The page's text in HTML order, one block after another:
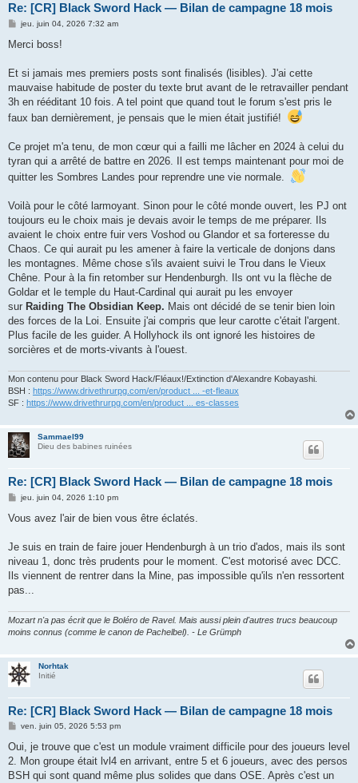
Re: [CR] Black Sword Hack — Bilan de campagne 18 mois
M
s
g
jeu. juin 04, 2026 7:32 am
Merci boss!
Et si jamais mes premiers posts sont finalisés (lisibles). J'ai cette
mauvaise habitude de poster du texte brut avant de le retravailler pendant
3h en rééditant 10 fois. A tel point que quand tout le forum s'est pris le
faux ban dernièrement, je pensais que le mien était justifié!
Ce projet m'a tenu, de mon cœur qui a failli me lâcher en 2024 à celui du
tyran qui a arrêté de battre en 2026. Il est temps maintenant pour moi de
quitter les Sombres Landes pour reprendre une vie normale.
Voilà pour le côté larmoyant. Sinon pour le côté monde ouvert, les PJ ont
toujours eu le choix mais je devais avoir le temps de me préparer. Ils
avaient le choix entre fuir vers Voshod ou Glandor et sa forteresse du
Chaos. Ce qui aurait pu les amener à faire la verticale de donjons dans
les montagnes. Même chose s'ils avaient suivi le Trou dans le Vieux
Chêne. Pour à la fin retomber sur Hendenburgh. Ils ont vu la flèche de
Goldar et le temple du Haut-Cardinal qui aurait pu les envoyer
sur Raiding The Obsidian Keep. Mais ont décidé de se tenir bien loin
des forces de la Loi. Ensuite j'ai compris que leur carotte c'était l'argent.
Plus facile de les guider. A Hollyhock ils ont ignoré les histoires de
sorcières et de morts-vivants à l'ouest.
Mon contenu pour Black Sword Hack/Fléaux!/Extinction d'Alexandre Kobayashi.
BSH : https://www.drivethrurpg.com/en/product ... -et-fleaux
SF : https://www.drivethrurpg.com/en/product ... es-classes
Sammael99
Dieu des babines ruinées
Re: [CR] Black Sword Hack — Bilan de campagne 18 mois
M
s
g
jeu. juin 04, 2026 1:10 pm
Vous avez l'air de bien vous être éclatés.
Je suis en train de faire jouer Hendenburgh à un trio d'ados, mais ils sont
niveau 1, donc très prudents pour le moment. C'est motorisé avec DCC.
Ils viennent de rentrer dans la Mine, pas impossible qu'ils n'en ressortent
pas...
Mozart n'a pas écrit que le Boléro de Ravel. Mais aussi plein d'autres trucs beaucoup
moins connus (comme le canon de Pachelbel). - Le Grümph
Norhtak
Initié
Re: [CR] Black Sword Hack — Bilan de campagne 18 mois
M
s
a
g
ven. juin 05, 2026 5:53 pm
Oui, je trouve que c'est un module vraiment difficile pour des joueurs level
2. Mon groupe était lvl4 en arrivant, entre 5 et 6 joueurs, avec des persos
BSH qui sont quand même plus solides que dans OSE. Après c'est un